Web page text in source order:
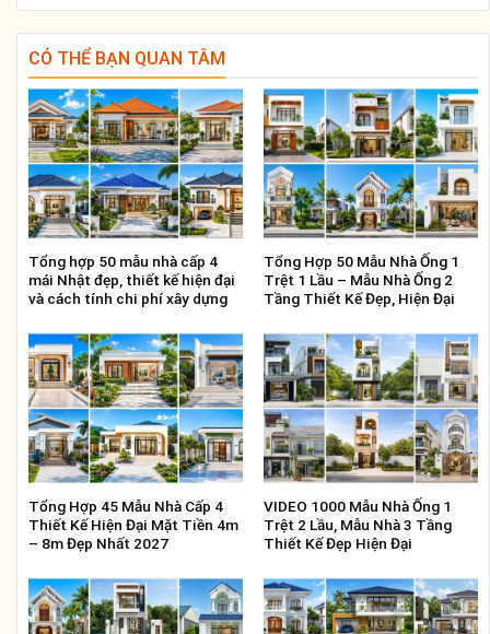
CÓ THỂ BẠN QUAN TÂM
Tổng hợp 50 mẫu nhà cấp 4
mái Nhật đẹp, thiết kế hiện đại
và cách tính chi phí xây dựng
Tổng Hợp 50 Mẫu Nhà Ống 1
Trệt 1 Lầu – Mẫu Nhà Ống 2
Tầng Thiết Kế Đẹp, Hiện Đại
Tổng Hợp 45 Mẫu Nhà Cấp 4
Thiết Kế Hiện Đại Mặt Tiền 4m
– 8m Đẹp Nhất 2027
VIDEO 1000 Mẫu Nhà Ống 1
Trệt 2 Lầu, Mẫu Nhà 3 Tầng
Thiết Kế Đẹp Hiện Đại